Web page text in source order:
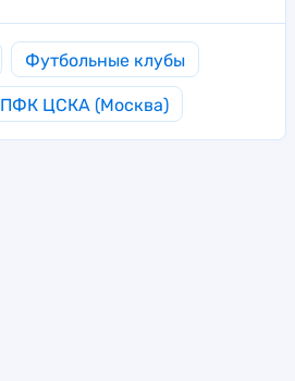
Футбольные клубы
ПФК ЦСКА (Москва)